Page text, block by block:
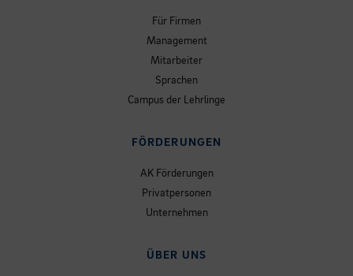
Für Firmen
Management
Mitarbeiter
Sprachen
Campus der Lehrlinge
FÖRDERUNGEN
AK Förderungen
Privatpersonen
Unternehmen
ÜBER UNS